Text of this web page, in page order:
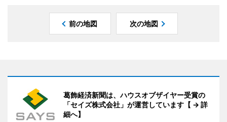
前の地図 次の地図
葛飾経済新聞は、ハウスオブザイヤー受賞の
「セイズ株式会社」が運営しています【 → 詳
細へ】